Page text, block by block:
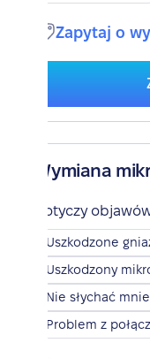
Zapytaj o
Wymiana
Dotyczy
Uszkodzone
Uszkodzony
Nie słychać
Problem z